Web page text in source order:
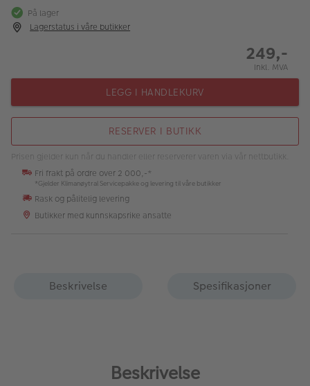
Merker
Fotokurs
Butikkoversikt
På lager
Lagerstatus i våre butikker
249,-
Inkl. MVA
LEGG I HANDLEKURV
RESERVER I BUTIKK
Prisen gjelder kun når du handler eller reserverer varen via vår nettbutikk.
Fri frakt på ordre over 2 000,-*
*Gjelder Klimanøytral Servicepakke og levering til våre butikker
Rask og pålitelig levering
Butikker med kunnskapsrike ansatte
Beskrivelse Spesifikasjoner
Beskrivelse